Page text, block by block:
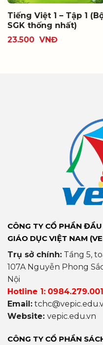
Tiếng Việt 1 – Tập 1
SGK thống nhất)
23.500 VNĐ
CÔNG TY CỔ PHẦN
GIÁO DỤC VIỆT NAM
Trụ sở chính: Tầng 5,
107A Nguyễn Phong
Nội
Hotline 1: 0984.279.001
Email:
Website: vepic.edu.vn
CÔNG TY CỔ PHẦN